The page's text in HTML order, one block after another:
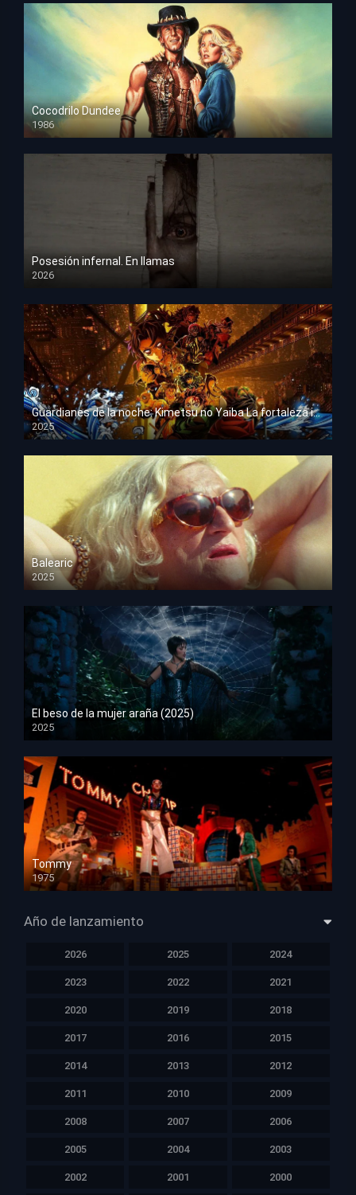
Cocodrilo Dundee
1986
HD 1080p
Posesión infernal. En llamas
2026
HD 1080p
Guardianes de la noche: Kimetsu no Yaiba La fortaleza infinita
2025
HD 1080p
Balearic
2025
HD 1080p
El beso de la mujer araña (2025)
2025
HD 1080p
Tommy
1975
HD 1080p
Año de lanzamiento
2026 2025 2024
2023 2022 2021
2020 2019 2018
2017 2016 2015
2014 2013 2012
2011 2010 2009
2008 2007 2006
2005 2004 2003
2002 2001 2000